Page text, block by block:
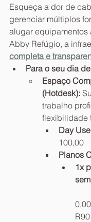
Esqueça a dor de
gerenciar múltiplos
alugar
Abby Refúgio, a
completa e
Para o seu dia
Espaço
(Hotdesk):
trabalho
flexibilidade
Day
100,00
Planos
1x